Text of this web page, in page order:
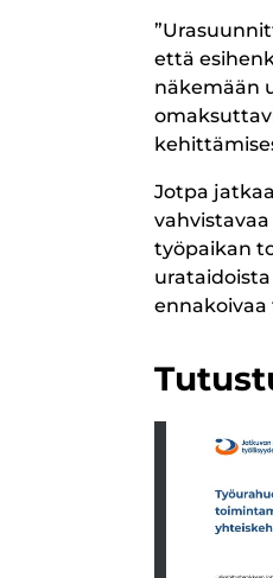
että
näkemään
Jotpa
työpaikan